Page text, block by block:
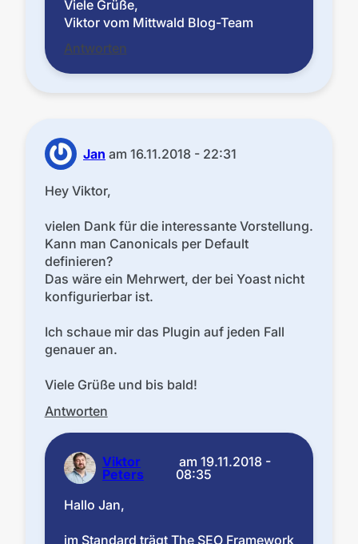
Viele Grüße,
Viktor vom Mittwald Blog-Team
Antworten
Jan am 16.11.2018 - 22:31
Hey Viktor,
vielen Dank für die interessante Vorstellung.
Kann man Canonicals per Default
definieren?
Das wäre ein Mehrwert, der bei Yoast nicht
konfigurierbar ist.
Ich schaue mir das Plugin auf jeden Fall
genauer an.
Viele Grüße und bis bald!
Antworten
Viktor
Peters
am 19.11.2018 -
08:35
Hallo Jan,
im Standard trägt The SEO Framework